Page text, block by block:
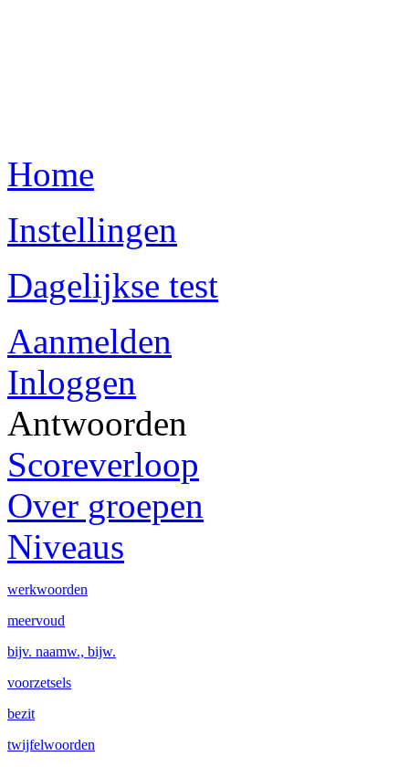
Home
Instellingen
Dagelijkse test
Aanmelden
Inloggen
Antwoorden
Scoreverloop
Over groepen
Niveaus
werkwoorden
meervoud
bijv. naamw., bijw.
voorzetsels
bezit
twijfelwoorden